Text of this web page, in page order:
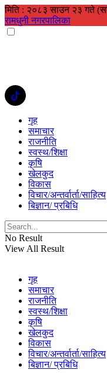
मिति : २०८३ साउन २३ गते
रामधुनी नगरपालिका
गृह
समाचार
राजनीति
स्वस्थ/शिक्षा
कृषि
खेलकुद
विकास
विचार/अन्तर्वार्ता/साहित्य
बिज्ञान/ प्रबिधि
No Result
View All Result
गृह
समाचार
राजनीति
स्वस्थ/शिक्षा
कृषि
खेलकुद
विकास
विचार/अन्तर्वार्ता/साहित्य
बिज्ञान/ प्रबिधि